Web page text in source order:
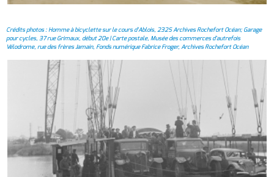
Crédits photos : Homme à bicyclette sur le cours d'Ablois, 232S Archives Rochefort Océan; Garage
pour cycles, 37 rue Grimaux, début 20e | Carte postale, Musée des commerces d'autrefois
Vélodrome, rue des frères Jamain, Fonds numérique Fabrice Froger, Archives Rochefort Océan